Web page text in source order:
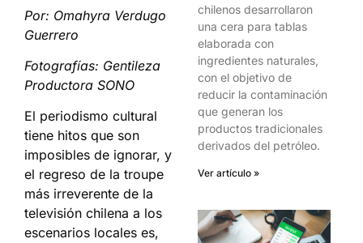
Por: Omahyra Verdugo
Guerrero
Fotografías: Gentileza
Productora SONO
El periodismo cultural
tiene hitos que son
imposibles de ignorar, y
el regreso de la troupe
más irreverente de la
televisión chilena a los
escenarios locales es,
chilenos desarrollaron
una cera para tablas
elaborada con
ingredientes naturales,
con el objetivo de
reducir la contaminación
que generan los
productos tradicionales
derivados del petróleo.
Ver artículo »